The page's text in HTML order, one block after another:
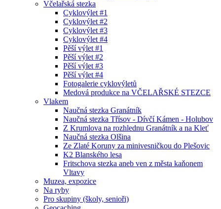
Včelařská stezka
Cyklovýlet #1
Cyklovýlet #2
Cyklovýlet #3
Cyklovýlet #4
Pěší výlet #1
Pěší výlet #2
Pěší výlet #3
Pěší výlet #4
Fotogalerie cyklovýletů
Medová produkce na VČELAŘSKÉ STEZCE
Vlakem
Naučná stezka Granátník
Naučná stezka Třísov - Dívčí Kámen - Holubov
Z Krumlova na rozhlednu Granátník a na Kleť
Naučná stezka Olšina
Ze Zlaté Koruny za minivesničkou do Plešovic
K2 Blanského lesa
Fritschova stezka aneb ven z města kaňonem
Vltavy
Muzea, expozice
Na ryby
Pro skupiny (školy, senioři)